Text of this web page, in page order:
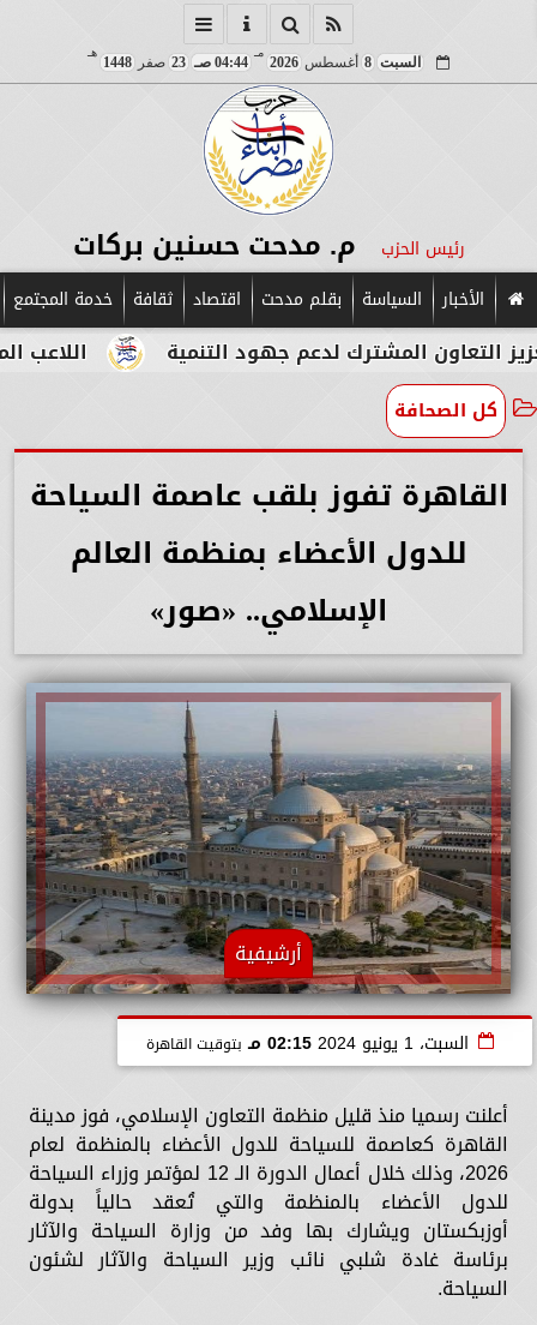
السبت 8 أغسطس 2026
مـ
04:44 صـ 23 صفر 1448
هـ
رئيس الحزب م. مدحت حسنين بركات
الأخبار السياسة بقلم مدحت اقتصاد ثقافة خدمة المجتمع
اللاعب المصري المشترك لدعم جهود التنمية
كل الصحافة
القاهرة تفوز بلقب عاصمة السياحة
للدول الأعضاء بمنظمة العالم
الإسلامي.. «صور»
أرشيفية
السبت، 1 يونيو 2024 02:15 مـ بتوقيت القاهرة
أعلنت رسميا منذ قليل منظمة التعاون الإسلامي، فوز مدينة
القاهرة كعاصمة للسياحة للدول الأعضاء بالمنظمة لعام
2026، وذلك خلال أعمال الدورة الـ 12 لمؤتمر وزراء السياحة
للدول الأعضاء بالمنظمة والتي تُعقد حالياً بدولة
أوزبكستان ويشارك بها وفد من وزارة السياحة والآثار
برئاسة غادة شلبي نائب وزير السياحة والآثار لشئون
السياحة.